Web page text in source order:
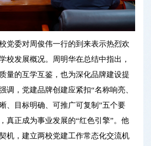
党委对周俊伟一行的到来表示热烈欢
校发展概况。周明华在总结中指出，
量的互学互鉴，也为深化品牌建设提
调，党建品牌创建应紧扣“名称响亮、
、目标明确、可推广可复制”五个要
真正成为事业发展的“红色引擎”。他
机，建立两校党建工作常态化交流机